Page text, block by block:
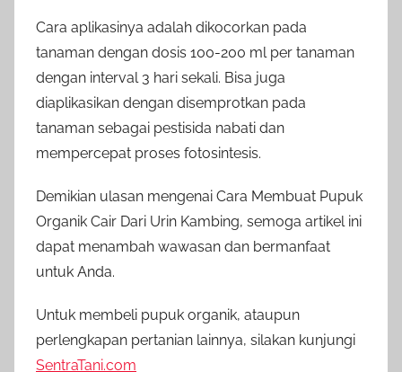
Cara aplikasinya adalah dikocorkan pada
tanaman dengan dosis 100-200 ml per tanaman
dengan interval 3 hari sekali. Bisa juga
diaplikasikan dengan disemprotkan pada
tanaman sebagai pestisida nabati dan
mempercepat proses fotosintesis.
Demikian ulasan mengenai Cara Membuat Pupuk
Organik Cair Dari Urin Kambing, semoga artikel ini
dapat menambah wawasan dan bermanfaat
untuk Anda.
Untuk membeli pupuk organik, ataupun
perlengkapan pertanian lainnya, silakan kunjungi
SentraTani.com